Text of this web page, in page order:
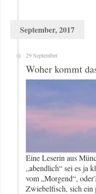
September, 2017
29 September
Woher kommt
Eine Leserin aus
„abendlich“ sei es ja
vom „Morgend“,
Zwiebelfisch, sich